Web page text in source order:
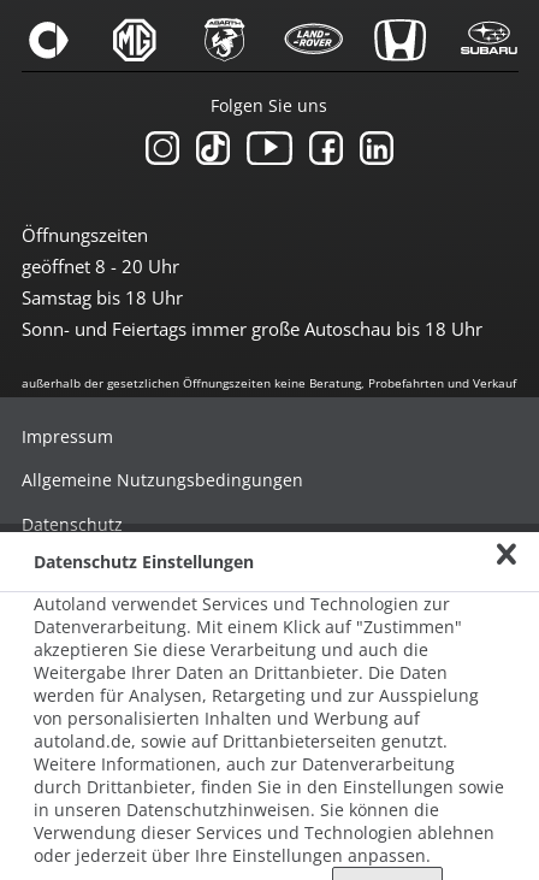
Öffnungszeiten
geöffnet 8 - 20 Uhr
Samstag bis 18 Uhr
Sonn- und Feiertags immer große Autoschau bis 18 Uhr
Folgen Sie uns
außerhalb der gesetzlichen Öffnungszeiten keine Beratung, Probefahrten und Verkauf
© 2026 AUTOLAND 24 SE & Co. Betriebs KG
Werner-von-Siemens-Str. 2, 06796 Brehna, Deutschland
Impressum
Allgemeine Nutzungsbedingungen
Datenschutz
Hinweisgebersystem nach HinSchG
Beschwerde nach LkSG
Grundsatzerklärung zum LkSG
Datenschutz Einstellungen
Autoland verwendet Services und Technologien zur
Datenverarbeitung. Mit einem Klick auf "Zustimmen"
akzeptieren Sie diese Verarbeitung und auch die
Weitergabe Ihrer Daten an Drittanbieter. Die Daten
werden für Analysen, Retargeting und zur Ausspielung
von personalisierten Inhalten und Werbung auf
autoland.de, sowie auf Drittanbieterseiten genutzt.
Weitere Informationen, auch zur Datenverarbeitung
durch Drittanbieter, finden Sie in den Einstellungen sowie
in unseren Datenschutzhinweisen. Sie können die
Verwendung dieser Services und Technologien ablehnen
oder jederzeit über Ihre Einstellungen anpassen.